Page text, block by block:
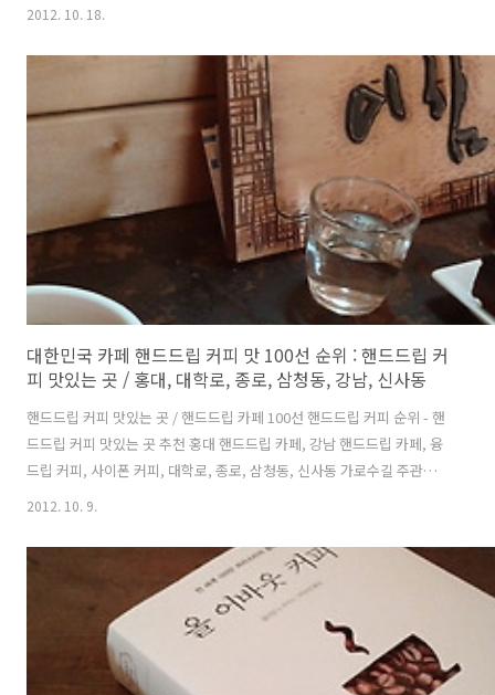
하향이라고 견해하는 건 스스로가 고상한 문화 수준이라 자인하는, 되지
어이 없는 선민의식이기도 하지만, 당신이 2002년 월드컵 이후부터 신촌
바닥을 보고 느껴 오고 있는 그 분위기와 추세를 감히 우하향의 모습이라
고 정의함) 직선 거리 300m 이웃 홍대권과는 대비되게 몰개성적으로 -
TV 늬우스의 위생의료 관련 자료화면에서 가끔씩 나오는 한 방울 떨어뜨
린 세균이 시간이 가면서 배지 전체를 잠식하는 모습처럼 - 술집에 고깃..
2012. 10. 18.
대한민국 카페 핸드드립 커피 맛 100선 순위 : 핸드드립 커
피 맛있는 곳 / 홍대, 대학로, 종로, 삼청동, 강남, 신사동
핸드드립 커피 맛있는 곳 / 핸드드립 카페 100선 핸드드립 커피 순위 - 핸
드드립 커피 맛있는 곳 추천 홍대 핸드드립 카페, 강남 핸드드립 카페, 융
드립 커피, 사이폰 커피, 대학로, 종로, 삼청동, 신사동 가로수길 주관적
12월 31일 이후까지 그 내용이 완성되는 진행형 프로젝트입니다. - 커피
는 같은 결과물이라도 맛보는 사람의 미각, 기호, 성향, 당시의 몸상태에
따라 만족도의 스펙트럼이 백만 스물 한 가지인 식품이니 맛볼의 주관적
이고 사적인 리스트일 뿐이므로 객관적 공신력이 절대로 없음을 밝힙니
다. - 핸드드립 커피 맛의 카페 순위는 추출 방법·과정에서 개성..
2012. 10. 9.